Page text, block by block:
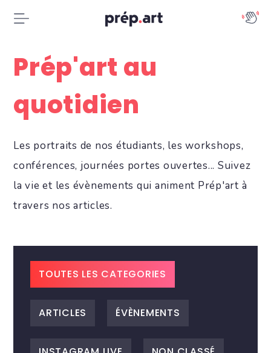
Prép'art au
quotidien
Les portraits de nos étudiants, les workshops,
conférences, journées portes ouvertes... Suivez
la vie et les évènements qui animent Prép'art à
travers nos articles.
TOUTES LES CATEGORIES
ARTICLES ÉVÈNEMENTS